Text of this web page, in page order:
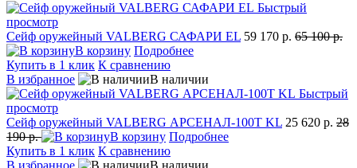
Быстрый
просмотр
Сейф оружейный VALBERG САФАРИ EL 59 170 р. 65 100 р.
В корзину Подробнее
Купить в 1 клик К сравнению
В избранное
В наличии
Быстрый
просмотр
Сейф оружейный VALBERG АРСЕНАЛ-100T KL 25 620 р. 28
190 р.
В корзину Подробнее
Купить в 1 клик К сравнению
В избранное
В наличии